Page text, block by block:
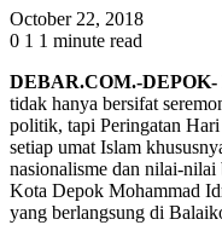
October 22, 2018
0 1 1 minute read
DEBAR.COM.-DEPOK-
tidak hanya bersifat
politik, tapi Peringatan
setiap umat Islam
nasionalisme dan nilai-nilai
Kota Depok Mohammad
yang berlangsung di